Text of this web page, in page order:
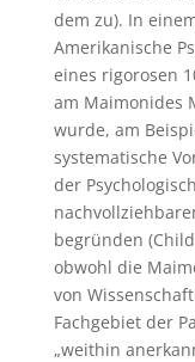
dem zu). In
Amerikanische
eines rigorosen
am Maimonides
wurde, am
systematische
der
begründen
obwohl die
von
Fachgebiet der
„weithin